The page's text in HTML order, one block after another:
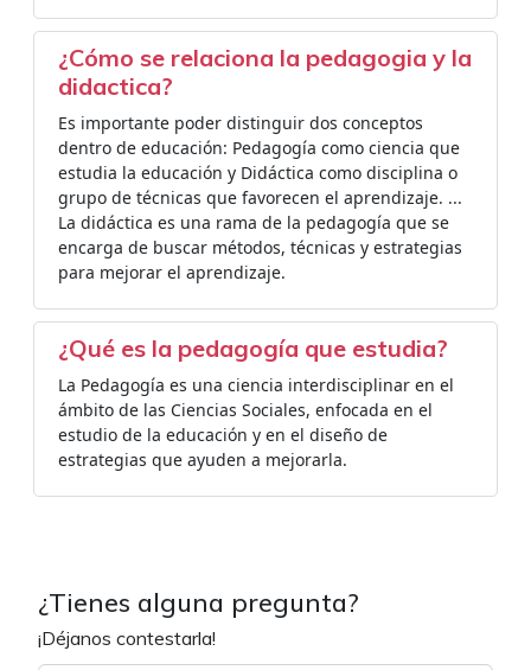
¿Cómo se relaciona la pedagogia y la
didactica?
Es importante poder distinguir dos conceptos
dentro de educación: Pedagogía como ciencia que
estudia la educación y Didáctica como disciplina o
grupo de técnicas que favorecen el aprendizaje. ...
La didáctica es una rama de la pedagogía que se
encarga de buscar métodos, técnicas y estrategias
para mejorar el aprendizaje.
¿Qué es la pedagogía que estudia?
La Pedagogía es una ciencia interdisciplinar en el
ámbito de las Ciencias Sociales, enfocada en el
estudio de la educación y en el diseño de
estrategias que ayuden a mejorarla.
¿Tienes alguna pregunta?
¡Déjanos contestarla!